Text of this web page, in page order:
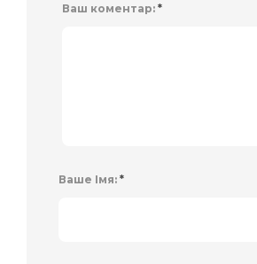
Ваш коментар: *
Ваше Імя: *